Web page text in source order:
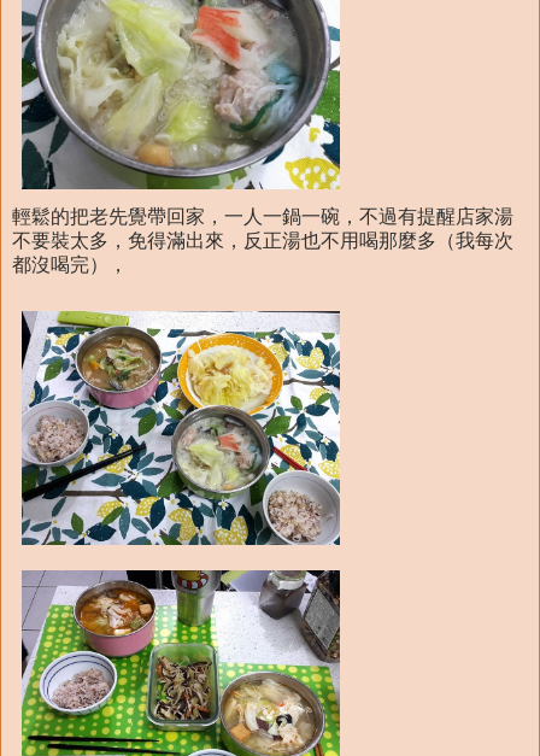
輕鬆的把老先覺帶回家，一人一鍋一碗，不過有提醒店家湯
不要裝太多，免得滿出來，反正湯也不用喝那麼多（我每次
都沒喝完），